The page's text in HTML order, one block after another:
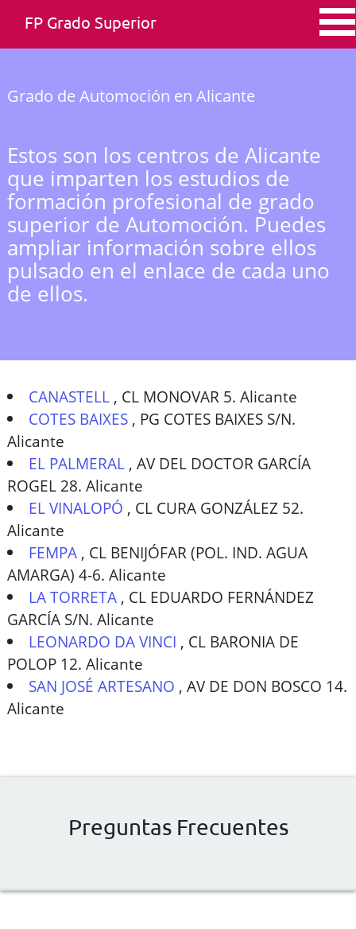
FP Grado Superior
Grado de Automoción en Alicante
Estos son los centros de Alicante
que imparten los estudios de
formación profesional de grado
superior de Automoción. Puedes
ampliar información sobre ellos
pulsado en el enlace de cada uno
de ellos.
CANASTELL , CL MONOVAR 5. Alicante
COTES BAIXES , PG COTES BAIXES S/N.
Alicante
EL PALMERAL ,AV DEL DOCTOR GARCÍA
ROGEL 28. Alicante
EL VINALOPÓ , CL CURA GONZÁLEZ 52.
Alicante
FEMPA , CL BENIJÓFAR (POL. IND. AGUA
AMARGA) 4-6. Alicante
LA TORRETA , CL EDUARDO FERNÁNDEZ
GARCÍA S/N. Alicante
LEONARDO DA VINCI , CL BARONIA DE
POLOP 12. Alicante
SAN JOSÉ ARTESANO ,AV DE DON BOSCO 14.
Alicante
Preguntas Frecuentes